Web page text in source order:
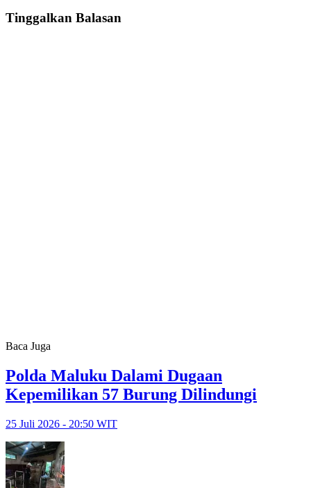
Tinggalkan Balasan
Baca Juga
Polda Maluku Dalami Dugaan
Kepemilikan 57 Burung Dilindungi
25 Juli 2026 - 20:50 WIT